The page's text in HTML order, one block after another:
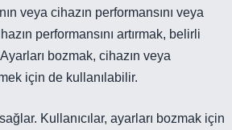
veya cihazın performansını veya
performansını artırmak, belirli
bozmak, cihazın veya
için de kullanılabilir.
Kullanıcılar, ayarları bozmak için